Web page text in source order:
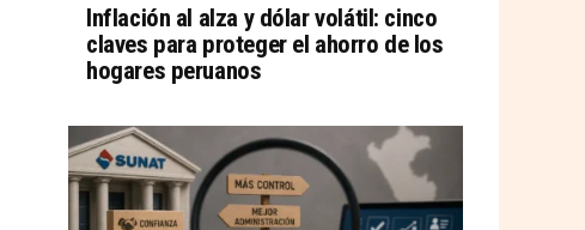
Inflación al alza y dólar volátil: cinco
claves para proteger el ahorro de los
hogares peruanos